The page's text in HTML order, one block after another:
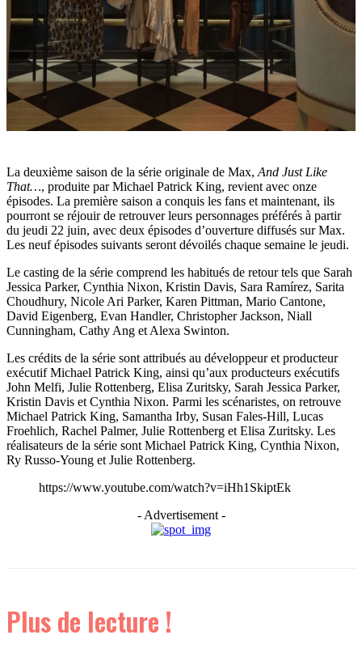
La deuxième saison de la série originale de Max, And Just Like
That…, produite par Michael Patrick King, revient avec onze
épisodes. La première saison a conquis les fans et maintenant, ils
pourront se réjouir de retrouver leurs personnages préférés à partir
du jeudi 22 juin, avec deux épisodes d’ouverture diffusés sur Max.
Les neuf épisodes suivants seront dévoilés chaque semaine le jeudi.
Le casting de la série comprend les habitués de retour tels que Sarah
Jessica Parker, Cynthia Nixon, Kristin Davis, Sara Ramírez, Sarita
Choudhury, Nicole Ari Parker, Karen Pittman, Mario Cantone,
David Eigenberg, Evan Handler, Christopher Jackson, Niall
Cunningham, Cathy Ang et Alexa Swinton.
Les crédits de la série sont attribués au développeur et producteur
exécutif Michael Patrick King, ainsi qu’aux producteurs exécutifs
John Melfi, Julie Rottenberg, Elisa Zuritsky, Sarah Jessica Parker,
Kristin Davis et Cynthia Nixon. Parmi les scénaristes, on retrouve
Michael Patrick King, Samantha Irby, Susan Fales-Hill, Lucas
Froehlich, Rachel Palmer, Julie Rottenberg et Elisa Zuritsky. Les
réalisateurs de la série sont Michael Patrick King, Cynthia Nixon,
Ry Russo-Young et Julie Rottenberg.
https://www.youtube.com/watch?v=iHh1SkiptEk
- Advertisement -
Plus de lecture !